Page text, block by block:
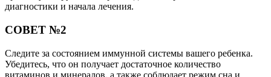
диагностики и начала лечения.
СОВЕТ №2
Следите за состоянием иммунной системы вашего ребенка.
Убедитесь, что он получает достаточное количество
витаминов и минералов, а также соблюдает режим сна и